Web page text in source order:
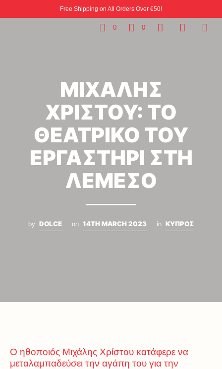
Free Shipping on All Orders Over €50!
0 0
ΜΙΧΑΛΗΣ
ΧΡΙΣΤΟΥ: ΤΟ
ΘΕΑΤΡΙΚΟ ΤΟΥ
ΕΡΓΑΣΤΗΡΙ ΣΤΗ
ΛΕΜΕΣΟ
by DOLCE on 14TH MARCH 2023 in ΚΥΠΡΟΣ
Ο ηθοποιός Μιχάλης Χρίστου κατάφερε να
μεταλαμπαδεύσει την αγάπη του για την